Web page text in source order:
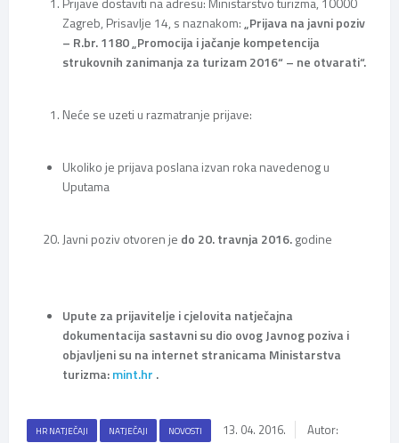
Zagreb, Prisavlje 14, s naznakom: „Prijava na javni poziv
– R.br. 1180 „Promocija i jačanje kompetencija
strukovnih zanimanja za turizam 2016“ – ne otvarati“.
Neće se uzeti u razmatranje prijave:
Ukoliko je prijava poslana izvan roka navedenog u
Uputama
Javni poziv otvoren je do 20. travnja 2016.godine
Upute za prijavitelje i cjelovita natječajna
dokumentacija sastavni su dio ovog Javnog poziva i
objavljeni su na internet stranicama Ministarstva
turizma:mint.hr .
HR NATJEČAJI NATJEČAJI NOVOSTI 13. 04. 2016.
Autor: